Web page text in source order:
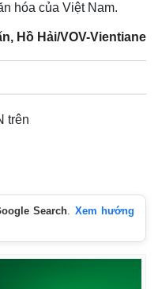
dùng
hóa của Việt Nam.
Hồ Hải/VOV-Vientiane
trên
Search. Xem hướng